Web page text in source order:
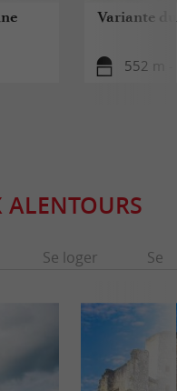
Variante
552 m -
ALENTOURS
Se loger Se